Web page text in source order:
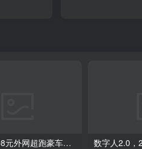
外面收费398元外网超跑豪车汽车视频搬运至快手抖音上热门项目